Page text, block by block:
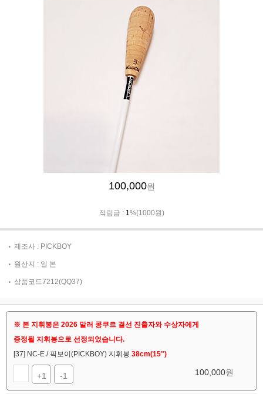
100,000원
적립금 : 1%(1000원)
제조사 : PICKBOY
원산지 : 일 본
상품코드7212(QQ37)
※ 본 지휘봉은 2026 말러 콩쿠르 결선 진출자와 수상자에게
증정될 지휘봉으로 선정되었습니다.
[37] NC-E / 픽보이(PICKBOY) 지휘봉 38cm(15")
+1 -1 100,000원